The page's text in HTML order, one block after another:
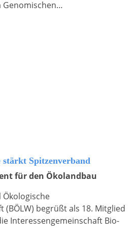
Genomischen…
Spitzenverband
für den Ökolandbau
Ökologische
begrüßt als 18. Mitglied
Interessengemeinschaft Bio-